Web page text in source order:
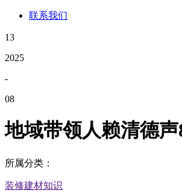
联系我们
13
2025
-
08
地域带领人赖清德声
所属分类：
装修建材知识